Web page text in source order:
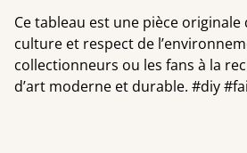
Ce tableau est une pièce
culture et respect de
collectionneurs ou les fans à la
d’art moderne et durable. #diy